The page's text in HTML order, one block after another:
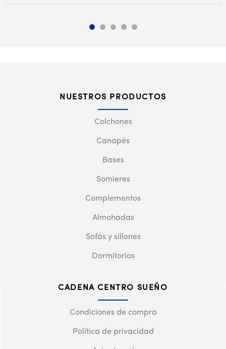
NUESTROS PRODUCTOS
Colchones
Canapés
Bases
Somieres
Complementos
Almohadas
Sofás y sillones
Dormitorios
CADENA CENTRO SUEÑO
Condiciones de compra
Política de privacidad